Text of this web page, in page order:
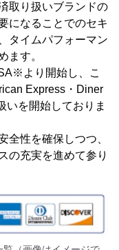
取り扱いブランドの
になることでのセキ
タイムパフォーマン
ます。
より開始し、こ
Express・Diner
いを開始しておりま
全性を確保しつつ、
の充実を進めて参り